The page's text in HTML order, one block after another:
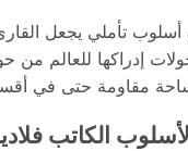
أسلوب تأملي يجعل
إدراكها للعالم من
مقاومة حتى في
الكاتب